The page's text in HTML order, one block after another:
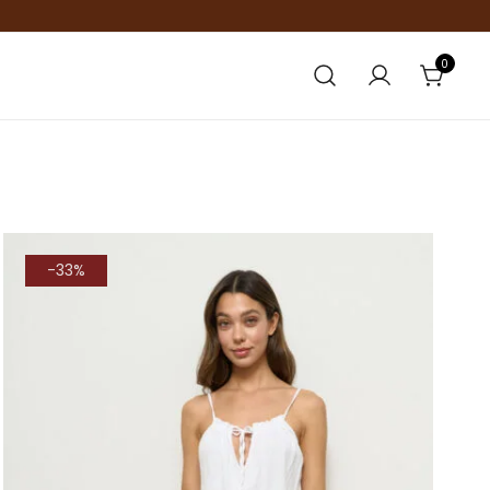
0
-33%